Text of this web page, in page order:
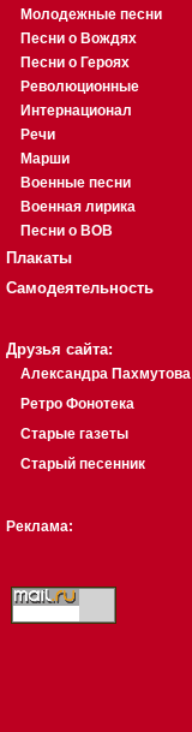
Молодежные песни
Песни о Вождях
Песни о Героях
Революционные
Интернационал
Речи
Марши
Военные песни
Военная лирика
Песни о ВОВ
Плакаты
Самодеятельность
Друзья сайта:
Александра Пахмутова
Ретро Фонотека
Старые газеты
Старый песенник
Реклама: